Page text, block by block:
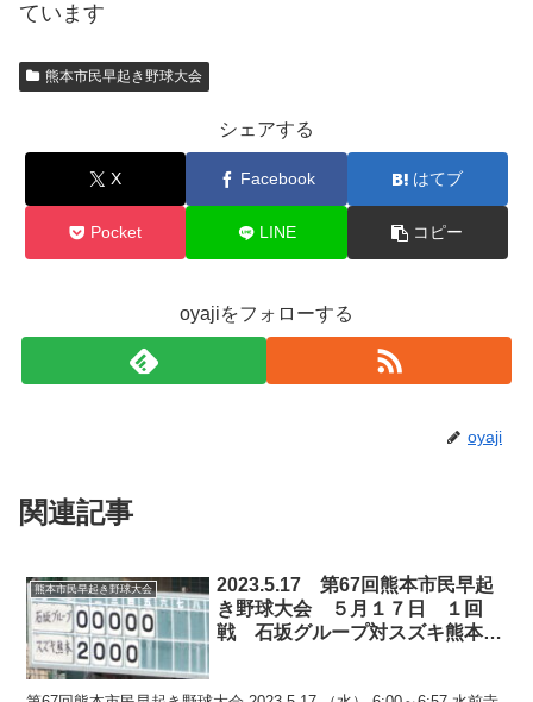
ています
熊本市民早起き野球大会
シェアする
X Facebook はてブ
Pocket LINE コピー
oyajiをフォローする
oyaji
関連記事
熊本市民早起き野球大会
2023.5.17 第67回熊本市民早起
き野球大会 ５月１７日 １回
戦 石坂グループ対スズキ熊本戦